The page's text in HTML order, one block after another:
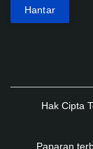
Hak Cipta
Paparan